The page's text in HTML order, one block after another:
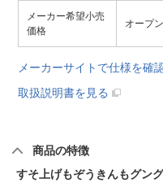
メーカー希望小売
価格
オープ
メーカーサイトで仕様を確
取扱説明書を見る
商品の特徴
すそ上げもぞうきんもグン